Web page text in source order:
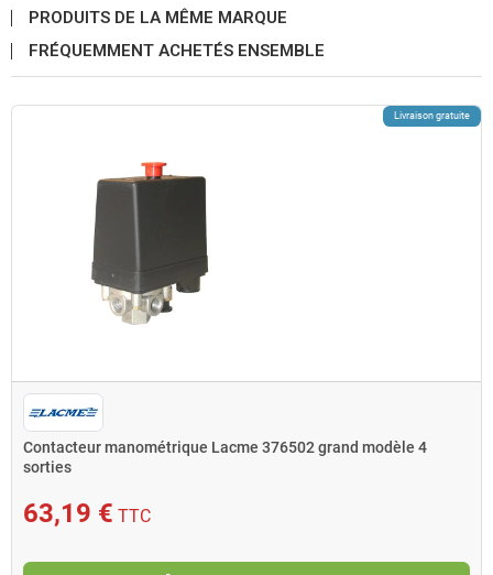
PRODUITS DE LA MÊME MARQUE
FRÉQUEMMENT ACHETÉS ENSEMBLE
Livraison gratuite
Contacteur manométrique Lacme 376502 grand modèle 4
sorties
63,19 € TTC